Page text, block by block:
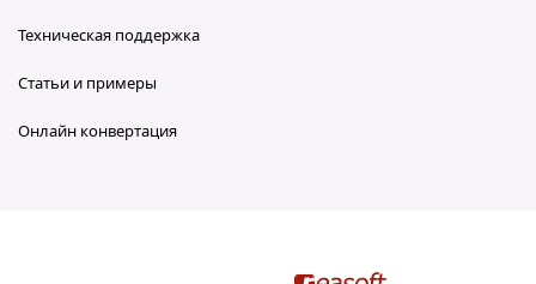
Техническая поддержка
Статьи и примеры
Онлайн конвертация